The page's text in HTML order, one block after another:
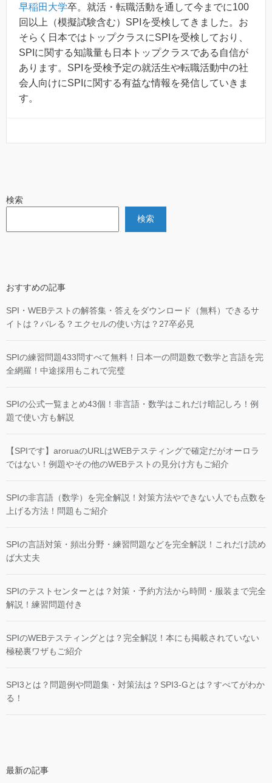
早稲田大学卒。就活・転職活動を通して今までに100
回以上（模擬試験含む）SPIを受検してきました。お
そらく日本ではトップクラスにSPIを受検しており、
SPIに関する知識量も日本トップクラスである自信が
あります。SPIを受検予定の就活生や転職活動中の社
会人向けにSPIに関する有益な情報を発信していきま
す。
検索
検索
おすすめの記事
SPI・WEBテストの解答集・答えをダウンロード（無料）できるサ
イトは？バレる？エクセルの使い方は？27卒必見
SPIの練習問題433問すべて無料！日本一の問題数で数学と言語を完
全網羅！中途採用もこれで完璧
SPIの公式一覧まとめ43個！非言語・数学はこれだけ暗記しろ！例
題で使い方も解説
【SPIです】aroruaのURLはWEBテスティングで確定だがオーロラ
ではない！例題やその他のWEBテストの見分け方もご紹介
SPIの非言語（数学）を完全解説！対策方法やできない人でも点数を
上げる方法！問題もご紹介
SPIの言語対策・頻出分野・練習問題などを完全解説！これだけ読め
ば大丈夫
SPIのテストセンターとは？対策・予約方法から時間・服装まで完全
解説！練習問題付き
SPIのWEBテスティングとは？完全解説！本にも掲載されていない
極秘裏ワザもご紹介
SPI3とは？問題例や問題集・対策法は？SPI3-Gとは？すべてがわか
る！
最新の記事